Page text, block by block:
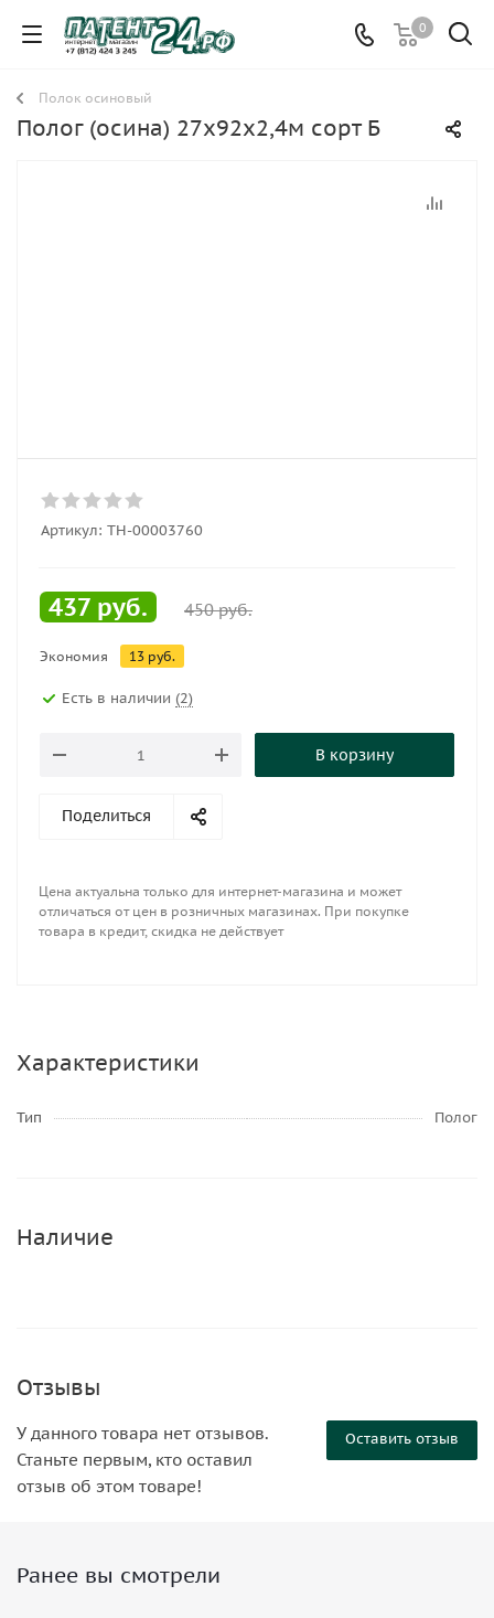
0
Полок осиновый
Полог (осина) 27х92х2,4м сорт Б
Артикул: ТН-00003760
437 руб. 450руб.
Экономия 13 руб.
Есть в наличии (2)
В корзину
Поделиться
Цена актуальна только для интернет-магазина и может
отличаться от цен в розничных магазинах. При покупке
товара в кредит, скидка не действует
Характеристики
Тип Полог
Наличие
Отзывы
Оставить отзыв
У данного товара нет отзывов.
Станьте первым, кто оставил
отзыв об этом товаре!
Ранее вы смотрели